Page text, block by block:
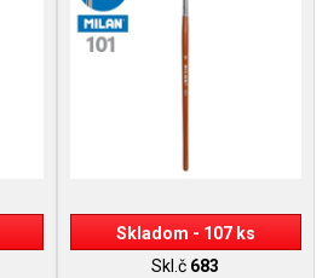
Skladom - 107 ks
Skl.č 683